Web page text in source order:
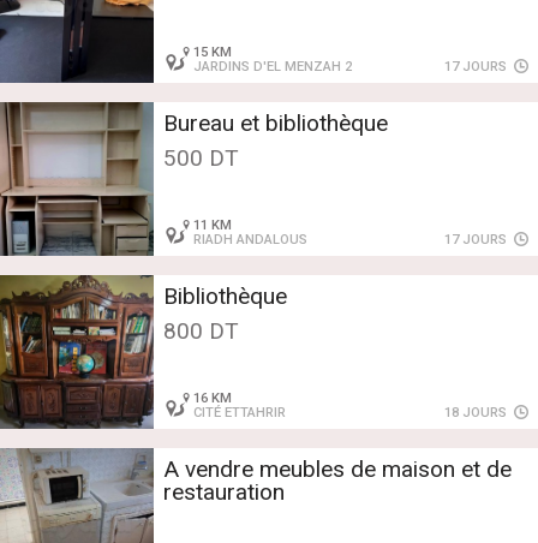
15 KM
JARDINS D'EL MENZAH 2
17 JOURS
Bureau et bibliothèque
500 DT
11 KM
RIADH ANDALOUS
17 JOURS
Bibliothèque
800 DT
16 KM
CITÉ ETTAHRIR
18 JOURS
A vendre meubles de maison et de
restauration